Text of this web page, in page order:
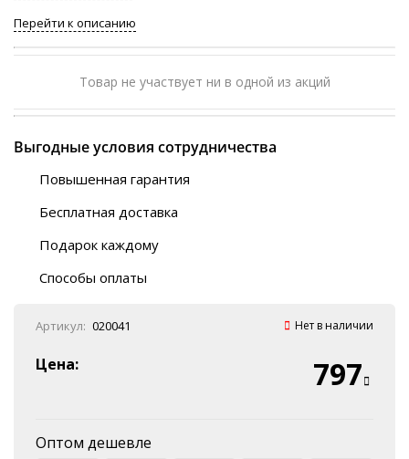
Перейти к описанию
Товар не участвует ни в одной из акций
Выгодные условия сотрудничества
Повышенная гарантия
Бесплатная доставка
Автобусы (по ЮФО)
“BlaBlaCar” (по ЮФО)
Подарок каждому
Способы оплаты
Наличные
Эквайринг
Артикул: 020041 Нет в наличии
Цена: 797
Оптом дешевле